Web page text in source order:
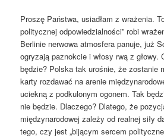
Proszę Państwa, usiadłam z wrażenia.
politycznej odpowiedzialności” robi
Berlinie nerwowa atmosfera panuje, już
ogryzają paznokcie i włosy rwą z głowy.
będzie? Polska tak urośnie, że zostanie
karty rozdawać na arenie
uciekną z podkulonym ogonem. Tak
nie będzie. Dlaczego? Dlatego, że
międzynarodowej zależy od realnej siły
tego, czy jest „bijącym sercem